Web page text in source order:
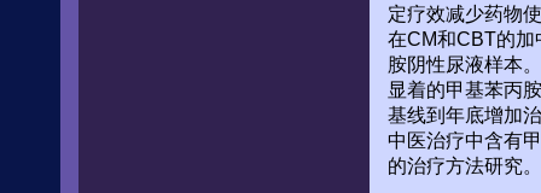
定疗效减少药物
在CM和CBT的加
胺阴性尿液样本
显着的甲基苯丙
基线到年底增加
中医治疗中含有
的治疗方法研究。